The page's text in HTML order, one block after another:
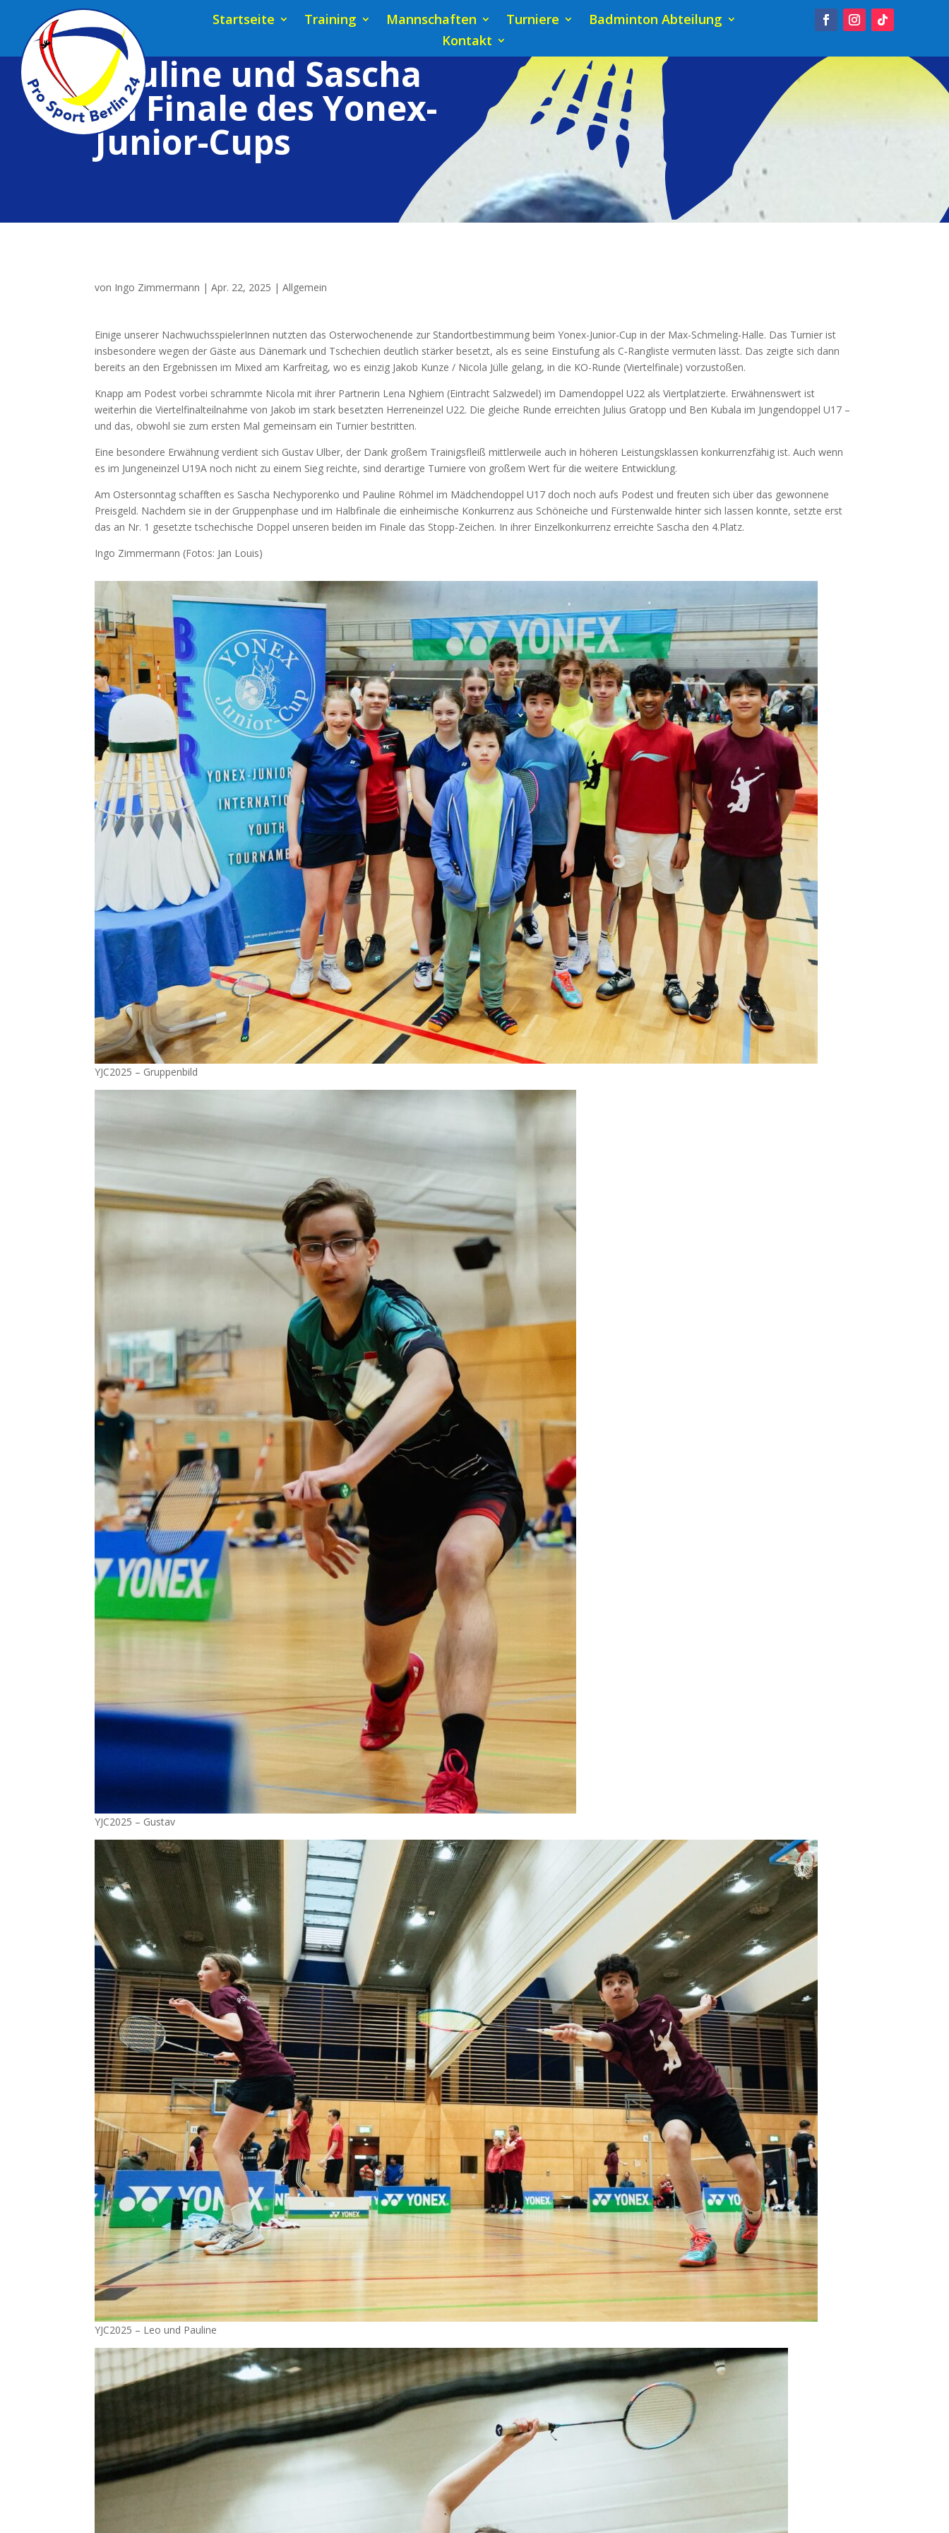
Startseite Training Mannschaften Turniere
Badminton Abteilung
Kontakt
Pauline und Sascha
im Finale des Yonex-
Junior-Cups
von Ingo Zimmermann |Apr. 22, 2025 |Allgemein
Einige unserer NachwuchsspielerInnen nutzten das Osterwochenende zur Standortbestimmung beim Yonex-Junior-Cup in der Max-Schmeling-Halle. Das Turnier ist
insbesondere wegen der Gäste aus Dänemark und Tschechien deutlich stärker besetzt, als es seine Einstufung als C‑Rangliste vermuten lässt. Das zeigte sich dann
bereits an den Ergebnissen im Mixed am Karfreitag, wo es einzig Jakob Kunze / Nicola Jülle gelang, in die KO-Runde (Viertelfinale) vorzustoßen.
Knapp am Podest vorbei schrammte Nicola mit ihrer Partnerin Lena Nghiem (Eintracht Salzwedel) im Damendoppel U22 als Viertplatzierte. Erwähnenswert ist
weiterhin die Viertelfinalteilnahme von Jakob im stark besetzten Herreneinzel U22. Die gleiche Runde erreichten Julius Gratopp und Ben Kubala im Jungendoppel U17 –
und das, obwohl sie zum ersten Mal gemeinsam ein Turnier bestritten.
Eine besondere Erwähnung verdient sich Gustav Ulber, der Dank großem Trainigsfleiß mittlerweile auch in höheren Leistungsklassen konkurrenzfähig ist. Auch wenn
es im Jungeneinzel U19A noch nicht zu einem Sieg reichte, sind derartige Turniere von großem Wert für die weitere Entwicklung.
Am Ostersonntag schafften es Sascha Nechyporenko und Pauline Röhmel im Mädchendoppel U17 doch noch aufs Podest und freuten sich über das gewonnene
Preisgeld. Nachdem sie in der Gruppenphase und im Halbfinale die einheimische Konkurrenz aus Schöneiche und Fürstenwalde hinter sich lassen konnte, setzte erst
das an Nr. 1 gesetzte tschechische Doppel unseren beiden im Finale das Stopp-Zeichen. In ihrer Einzelkonkurrenz erreichte Sascha den 4.Platz.
Ingo Zimmermann (Fotos: Jan Louis)
YJC2025 – Gruppenbild
YJC2025 – Gustav
YJC2025 – Leo und Pauline